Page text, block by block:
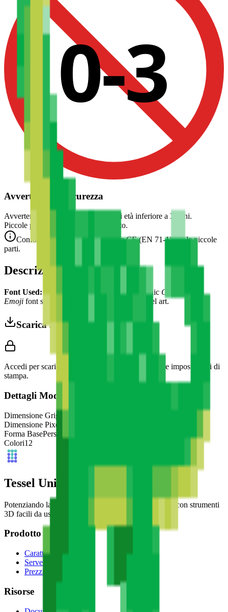
0-3
Avvertenza di Sicurezza
Avvertenza. Non adatto a bambini di età inferiore a 3 anni.
Piccole parti. Rischio di soffocamento.
Conforme alle norme di sicurezza CE (EN 71-1) per le piccole
parti.
Descrizione
Font Used: This design is inspired by the iconic Google Noto
Emoji font style, adapted into high-quality pixel art.
Scarica 3MF
Accedi per scaricare questo modello e accedere alle impostazioni di
stampa.
Dettagli Modello
Dimensione Griglia
Dimensione Pixel
Forma BasePersonalizzata
Colori12
Tessel Units
Potenziando la prossima generazione di artisti digitali con strumenti
3D facili da usare.
Prodotto
Caratteristiche
Server MCP
Prezzi
Risorse